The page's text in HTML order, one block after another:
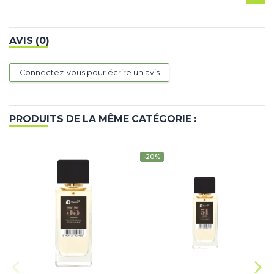
AVIS (0)
Connectez-vous pour écrire un avis
PRODUITS DE LA MÊME CATÉGORIE :
-20%